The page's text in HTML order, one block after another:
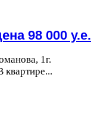
98 000 у.е.
1г.
квартире...